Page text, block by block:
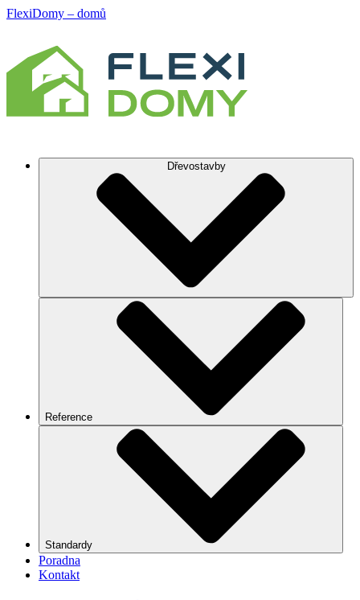
FlexiDomy – domů
Dřevostavby
Reference
Standardy
Poradna
Kontakt